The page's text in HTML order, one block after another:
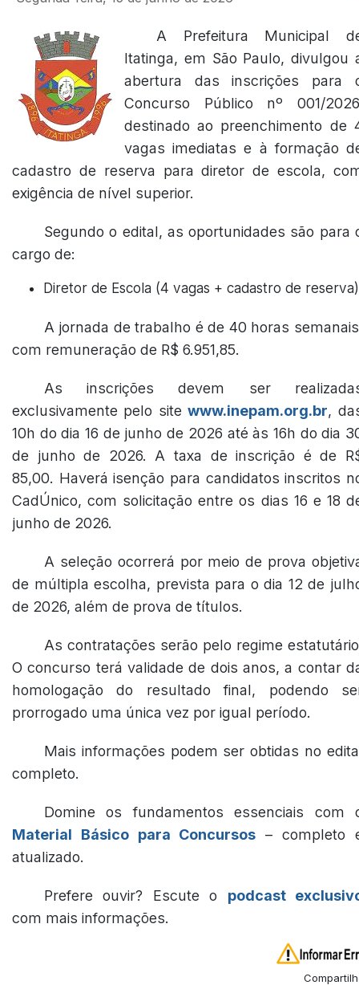
A Prefeitura Municipal
Itatinga, em São Paulo, divulgou
abertura das inscrições para
Concurso Público nº 001/
destinado ao preenchimento de
vagas imediatas e à formação
cadastro de reserva para diretor de escola,
exigência de nível superior.
Segundo o edital, as oportunidades são para
cargo de:
Diretor de Escola (4 vagas + cadastro de reserva)
A jornada de trabalho é de 40 horas
com remuneração de R$ 6.951,85.
As inscrições devem ser
exclusivamente pelo sitewww.inepam.org.br,
10h do dia 16 de junho de 2026 até às 16h do dia
de junho de 2026. A taxa de inscrição é de
85,00. Haverá isenção para candidatos inscritos
CadÚnico, com solicitação entre os dias 16 e 18
junho de 2026.
A seleção ocorrerá por meio de prova
de múltipla escolha, prevista para o dia 12 de
de 2026, além de prova de títulos.
As contratações serão pelo regime
O concurso terá validade de dois anos, a contar
homologação do resultado final, podendo
prorrogado uma única vez por igual período.
Mais informações podem ser obtidas no
completo.
Domine os fundamentos essenciais com
Material Básico para Concursos – completo
atualizado.
Prefere ouvir? Escute o podcast
com mais informações.